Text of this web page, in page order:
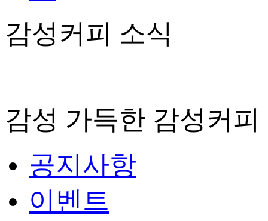
감성커피 소식
감성 가득한 감성커피
공지사항
이벤트